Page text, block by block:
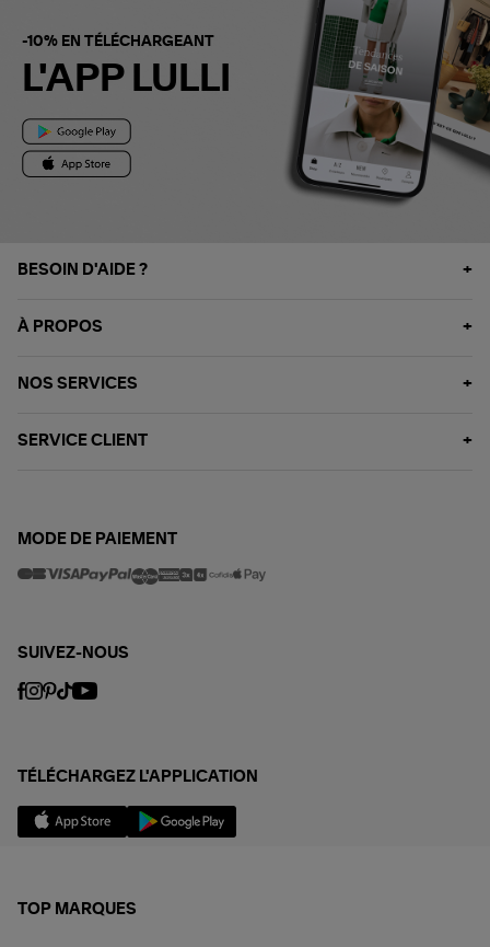
-10% EN TÉLÉCHARGEANT
L'APP LULLI
BESOIN D'AIDE ?
À PROPOS
NOS SERVICES
SERVICE CLIENT
MODE DE PAIEMENT
SUIVEZ-NOUS
TÉLÉCHARGEZ L'APPLICATION
TOP MARQUES